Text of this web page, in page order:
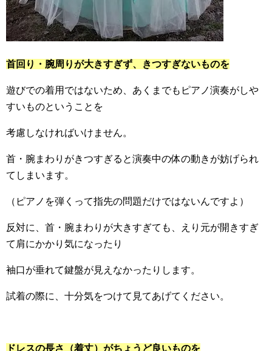
首回り・腕周りが大きすぎず、きつすぎないものを
遊びでの着用ではないため、あくまでもピアノ演奏がしや
すいものということを
考慮しなければいけません。
首・腕まわりがきつすぎると演奏中の体の動きが妨げられ
てしまいます。
（ピアノを弾くって指先の問題だけではないんですよ）
反対に、首・腕まわりが大きすぎても、えり元が開きすぎ
て肩にかかり気になったり
袖口が垂れて鍵盤が見えなかったりします。
試着の際に、十分気をつけて見てあげてください。
ドレスの長さ（着丈）がちょうど良いものを